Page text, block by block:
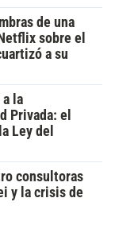
de una
sobre el
a su
a la
Privada: el
Ley del
consultoras
y la crisis de